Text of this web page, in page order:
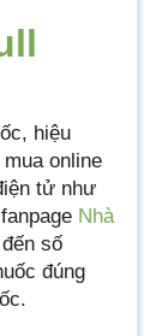
hiệu
online
tử như
Nhà
số
đúng